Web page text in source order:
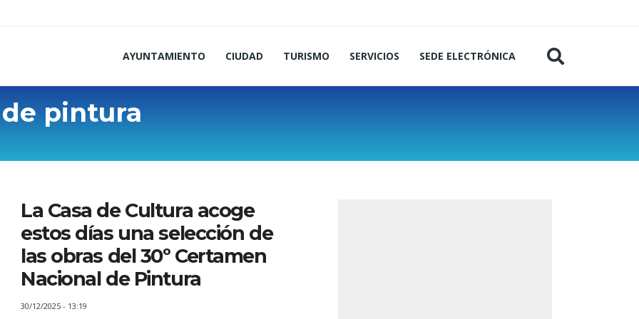
AYUNTAMIENTO CIUDAD TURISMO SERVICIOS SEDE ELECTRÓNICA
pintura
La Casa de Cultura acoge
estos días una selección de
las obras del 30º Certamen
Nacional de Pintura
30/12/2025 - 13:19